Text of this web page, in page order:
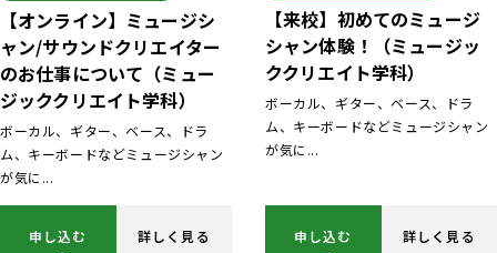
【オンライン】ミュージシ
ャン/サウンドクリエイター
のお仕事について（ミュー
ジッククリエイト学科）
ボーカル、ギター、ベース、ドラ
ム、キーボードなどミュージシャン
が気に...
申し込む 詳しく見る
【来校】初めてのミュージ
シャン体験！（ミュージッ
ククリエイト学科）
ボーカル、ギター、ベース、ドラ
ム、キーボードなどミュージシャン
が気に...
申し込む 詳しく見る